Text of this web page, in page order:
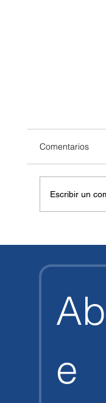
Comentarios
Escribir un
e